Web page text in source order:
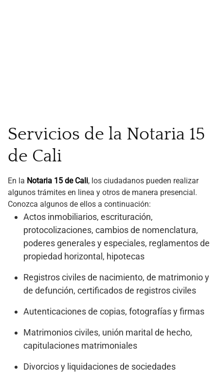
Servicios de la Notaria 15
de Cali
En la Notaria 15 de Cali, los ciudadanos pueden realizar
algunos trámites en linea y otros de manera presencial.
Conozca algunos de ellos a continuación:
Actos inmobiliarios, escrituración,
protocolizaciones, cambios de nomenclatura,
poderes generales y especiales, reglamentos de
propiedad horizontal, hipotecas
Registros civiles de nacimiento, de matrimonio y
de defunción, certificados de registros civiles
Autenticaciones de copias, fotografías y firmas
Matrimonios civiles, unión marital de hecho,
capitulaciones matrimoniales
Divorcios y liquidaciones de sociedades